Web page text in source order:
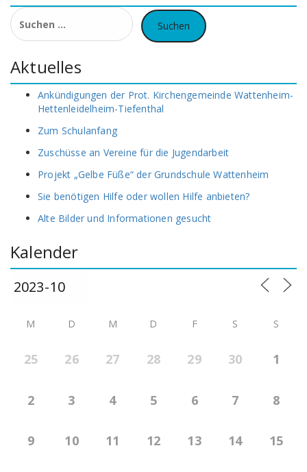
Suchen
nach:
Aktuelles
Ankündigungen der Prot. Kirchengemeinde Wattenheim-
Hettenleidelheim-Tiefenthal
Zum Schulanfang
Zuschüsse an Vereine für die Jugendarbeit
Projekt „Gelbe Füße“ der Grundschule Wattenheim
Sie benötigen Hilfe oder wollen Hilfe anbieten?
Alte Bilder und Informationen gesucht
Kalender
M D M D F S S
25 26 27 28 29 30 1
2 3 4 5 6 7 8
9 10 11 12 13 14 15